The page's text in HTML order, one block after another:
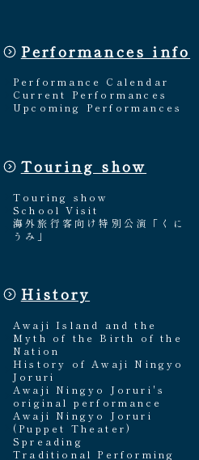
Performances info
Performance Calendar
Current Performances
Upcoming Performances
Touring show
Touring show
School Visit
海外旅行客向け特別公演「くに
うみ」
History
Awaji Island and the
Myth of the Birth of the
Nation
History of Awaji Ningyo
Joruri
Awaji Ningyo Joruri's
original performance
Awaji Ningyo Joruri
(Puppet Theater)
Spreading
Traditional Performing